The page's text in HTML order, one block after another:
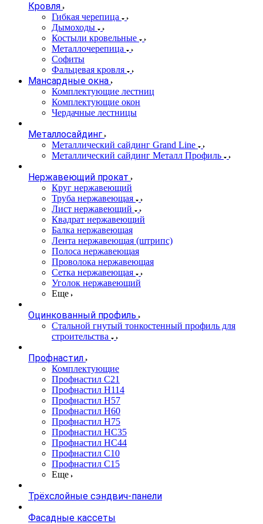
Кровля
Гибкая черепица
Дымоходы
Костыли кровельные
Металлочерепица
Софиты
Фальцевая кровля
Мансардные окна
Комплектующие лестниц
Комплектующие окон
Чердачные лестницы
Металлосайдинг
Металлический сайдинг Grand Line
Металлический сайдинг Металл Профиль
Нержавеющий прокат
Круг нержавеющий
Труба нержавеющая
Лист нержавеющий
Квадрат нержавеющий
Балка нержавеющая
Лента нержавеющая (штрипс)
Полоса нержавеющая
Проволока нержавеющая
Сетка нержавеющая
Уголок нержавеющий
Еще
Оцинкованный профиль
Стальной гнутый тонкостенный профиль для
строительства
Профнастил
Комплектующие
Профнастил C21
Профнастил Н114
Профнастил Н57
Профнастил Н60
Профнастил Н75
Профнастил НС35
Профнастил НС44
Профнастил С10
Профнастил С15
Еще
Трёхслойные сэндвич-панели
Фасадные кассеты